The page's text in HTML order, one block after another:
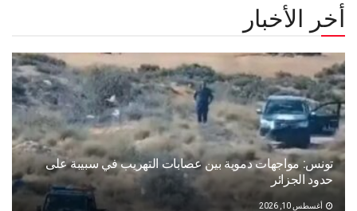
أخر الأخبار
تونس: مواجهات دموية بين عصابات التهريب في سبيبة على
حدود الجزائر
أغسطس 10, 2026